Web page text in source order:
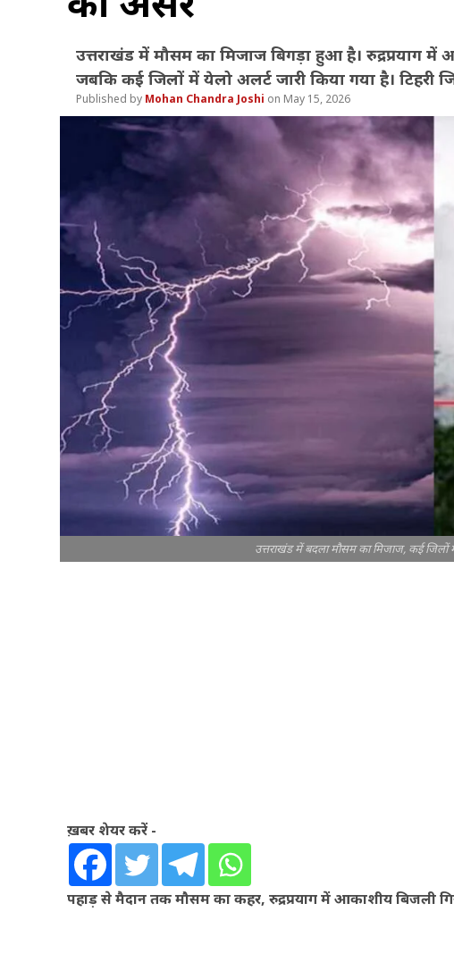
उत्तराखंड में मौसम का मिजाज बिगड़ा हुआ है। रुद्रप्रयाग
जबकि कई जिलों में येलो अलर्ट जारी किया गया है।
Mohan Chandra Joshi May 15, 2026
उत्तराखंड में बदला मौसम का मिजाज, कई
ख़बर शेयर करें -
पहाड़ से मैदान तक मौसम का कहर, रुद्रप्रयाग में आकाशीय बिजली